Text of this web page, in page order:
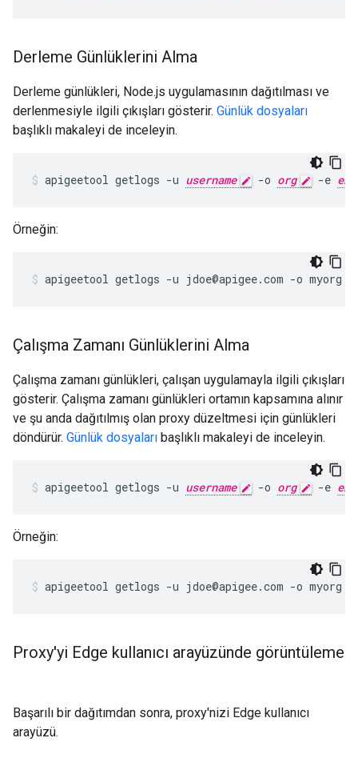
Derleme Günlüklerini Alma
Derleme günlükleri, Node.js uygulamasının dağıtılması ve
derlenmesiyle ilgili çıkışları gösterir. Günlük dosyaları
başlıklı makaleyi de inceleyin.
apigeetool getlogs -u username -o org -e env
Örneğin:
apigeetool getlogs -u jdoe@apigee.com -o
Çalışma Zamanı Günlüklerini Alma
Çalışma zamanı günlükleri, çalışan uygulamayla ilgili çıkışları
gösterir. Çalışma zamanı günlükleri ortamın kapsamına alınır
ve şu anda dağıtılmış olan proxy düzeltmesi için günlükleri
döndürür. Günlük dosyaları başlıklı makaleyi de inceleyin.
apigeetool getlogs -u username -o org -e env
Örneğin:
apigeetool getlogs -u jdoe@apigee.com -o
Proxy'yi Edge kullanıcı arayüzünde görüntüleme
Başarılı bir dağıtımdan sonra, proxy'nizi Edge kullanıcı
arayüzü.